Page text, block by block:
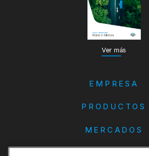
Ver más
EMPRESA
PRODUCTOS
MERCADOS